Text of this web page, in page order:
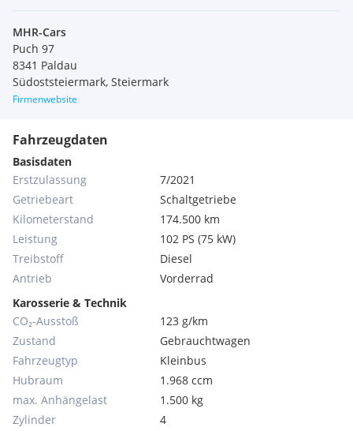
MHR-Cars
Puch 97
8341 Paldau
Südoststeiermark, Steiermark
Firmenwebsite
Fahrzeugdaten
Basisdaten
Erstzulassung
7/2021
Getriebeart
Schaltgetriebe
Kilometerstand
174.500 km
Leistung
102 PS (75 kW)
Treibstoff
Diesel
Antrieb
Vorderrad
Karosserie & Technik
CO₂-Ausstoß
123 g/km
Zustand
Gebrauchtwagen
Fahrzeugtyp
Kleinbus
Hubraum
1.968 ccm
max. Anhängelast
1.500 kg
Zylinder
4